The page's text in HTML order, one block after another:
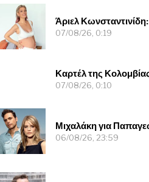
Άριελ
07/08/26, 0:19
Καρτέλ της
07/08/26, 0:10
Μιχαλάκη για
06/08/26, 23:59